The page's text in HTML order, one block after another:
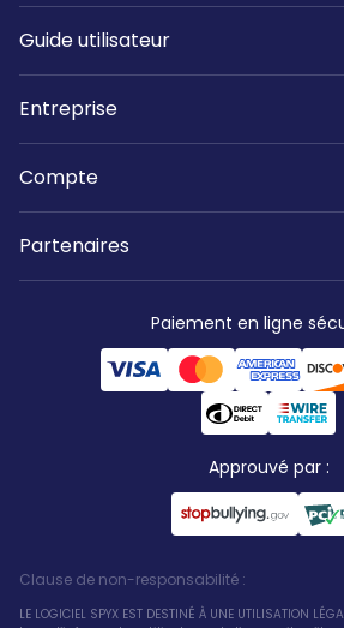
Guide utilisateur
Entreprise
Compte
Partenaires
Paiement en ligne
Approuvé par :
Clause de non-responsabilité :
LE LOGICIEL SPYX EST DESTINÉ À UNE UTILISATION